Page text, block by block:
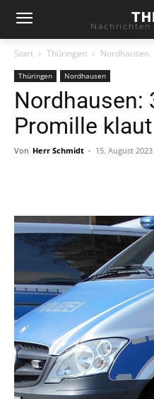
Nachrichten
Start Thüringen Nordhausen
Thüringen Nordhausen
Nordhausen:
Promille
Von Herr Schmidt - 15. August 2023